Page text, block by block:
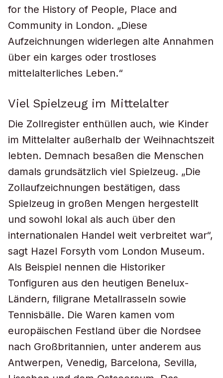
for the History of People, Place and
Community in London. „Diese
Aufzeichnungen widerlegen alte Annahmen
über ein karges oder trostloses
mittelalterliches Leben.“
Viel Spielzeug im Mittelalter
Die Zollregister enthüllen auch, wie Kinder
im Mittelalter außerhalb der Weihnachtszeit
lebten. Demnach besaßen die Menschen
damals grundsätzlich viel Spielzeug. „Die
Zollaufzeichnungen bestätigen, dass
Spielzeug in großen Mengen hergestellt
und sowohl lokal als auch über den
internationalen Handel weit verbreitet war“,
sagt Hazel Forsyth vom London Museum.
Als Beispiel nennen die Historiker
Tonfiguren aus den heutigen Benelux-
Ländern, filigrane Metallrasseln sowie
Tennisbälle. Die Waren kamen vom
europäischen Festland über die Nordsee
nach Großbritannien, unter anderem aus
Antwerpen, Venedig, Barcelona, Sevilla,